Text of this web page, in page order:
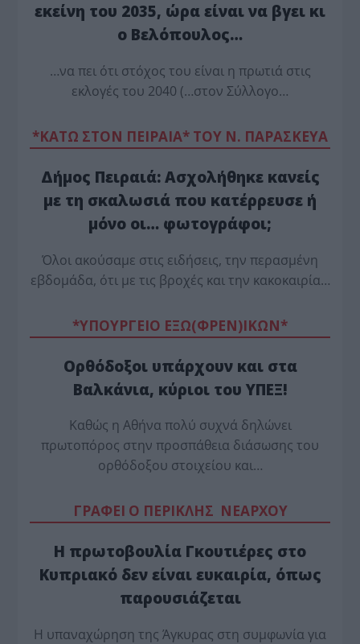
εκείνη του 2035, ώρα είναι να βγει κι
ο Βελόπουλος…
…να πει ότι στόχος του είναι η πρωτιά στις
εκλογές του 2040 (…στον Σύλλογο…
*ΚΑΤΩ ΣΤΟΝ ΠΕΙΡΑΙΑ* ΤΟΥ Ν. ΠΑΡΑΣΚΕΥΑ
Δήμος Πειραιά: Ασχολήθηκε κανείς
με τη σκαλωσιά που κατέρρευσε ή
μόνο οι… φωτογράφοι;
Όλοι ακούσαμε στις ειδήσεις, την περασμένη
εβδομάδα, ότι με τις βροχές και την κακοκαιρία…
*ΥΠΟΥΡΓΕΙΟ ΕΞΩ(ΦΡΕΝ)ΙΚΩΝ*
Ορθόδοξοι υπάρχουν και στα
Βαλκάνια, κύριοι του ΥΠΕΞ!
Καθώς η Αθήνα πολύ συχνά δηλώνει
πρωτοπόρος στην προσπάθεια διάσωσης του
ορθόδοξου στοιχείου και…
ΓΡΑΦΕΙ Ο ΠΕΡΙΚΛΗΣ ΝΕΑΡΧΟΥ
Η πρωτοβουλία Γκουτιέρες στο
Κυπριακό δεν είναι ευκαιρία, όπως
παρουσιάζεται
Η υπαναχώρηση της Άγκυρας στη συμφωνία για